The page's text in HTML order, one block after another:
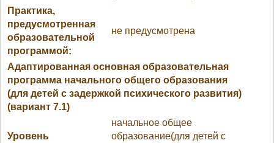
Практика,
предусмотренная
образовательной
программой:
не предусмотрена
Адаптированная основная образовательная
программа начального общего образования
(для детей с задержкой психического развития)
(вариант 7.1)
Уровень
начальное общее
образование(для детей с